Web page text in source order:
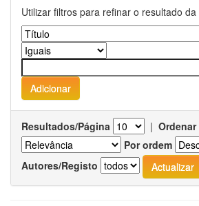
Utilizar filtros para refinar o resultado da
Resultados/Página |
Por ordem
Autores/Registo